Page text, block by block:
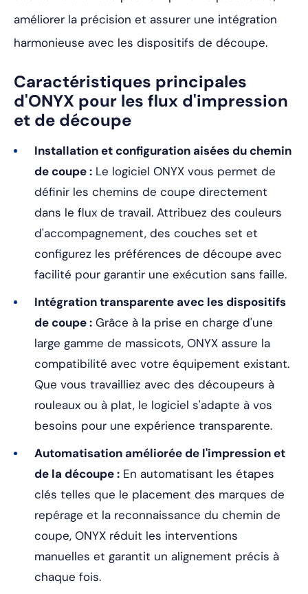
améliorer la précision et assurer une intégration
harmonieuse avec les dispositifs de découpe.
Caractéristiques principales
d'ONYX pour les flux d'impression
et de découpe
Installation et configuration aisées du chemin
de coupe : Le logiciel ONYX vous permet de
définir les chemins de coupe directement
dans le flux de travail. Attribuez des couleurs
d'accompagnement, des couches set et
configurez les préférences de découpe avec
facilité pour garantir une exécution sans faille.
Intégration transparente avec les dispositifs
de coupe : Grâce à la prise en charge d'une
large gamme de massicots, ONYX assure la
compatibilité avec votre équipement existant.
Que vous travailliez avec des découpeurs à
rouleaux ou à plat, le logiciel s'adapte à vos
besoins pour une expérience transparente.
Automatisation améliorée de l'impression et
de la découpe : En automatisant les étapes
clés telles que le placement des marques de
repérage et la reconnaissance du chemin de
coupe, ONYX réduit les interventions
manuelles et garantit un alignement précis à
chaque fois.